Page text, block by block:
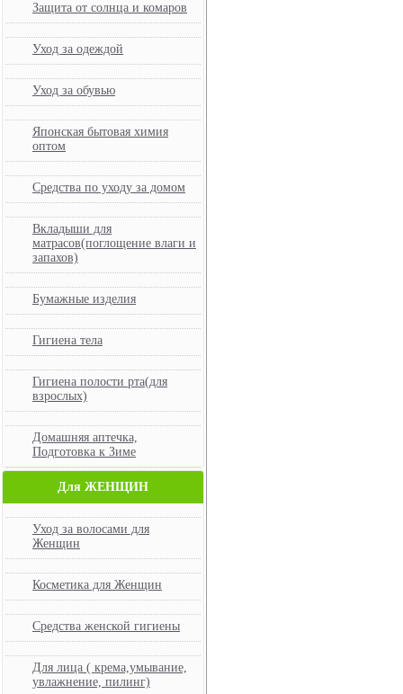
Защита от солнца и комаров
Уход за одеждой
Уход за обувью
Японская бытовая химия
оптом
Средства по уходу за домом
Вкладыши для
матрасов(поглощение влаги и
запахов)
Бумажные изделия
Гигиена тела
Гигиена полости рта(для
взрослых)
Домашняя аптечка,
Подготовка к Зиме
Для ЖЕНЩИН
Уход за волосами для
Женщин
Косметика для Женщин
Средства женской гигиены
Для лица ( крема,умывание,
увлажнение, пилинг)